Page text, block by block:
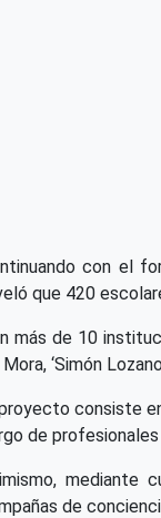
con el
que 420
más de 10
‘Simón
consiste
de
mediante
de